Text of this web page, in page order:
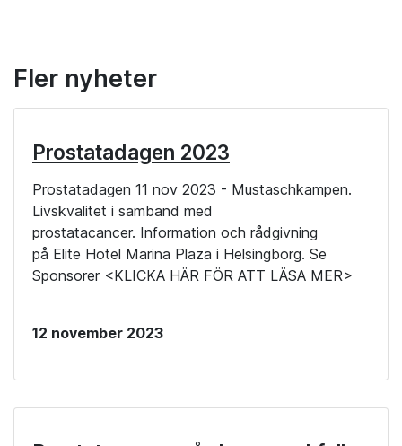
Fler nyheter
Prostatadagen 2023
Prostatadagen 11 nov 2023 - Mustaschkampen.
Livskvalitet i samband med
prostatacancer. Information och rådgivning
på Elite Hotel Marina Plaza i Helsingborg. Se
Sponsorer <KLICKA HÄR FÖR ATT LÄSA MER>
12 november 2023